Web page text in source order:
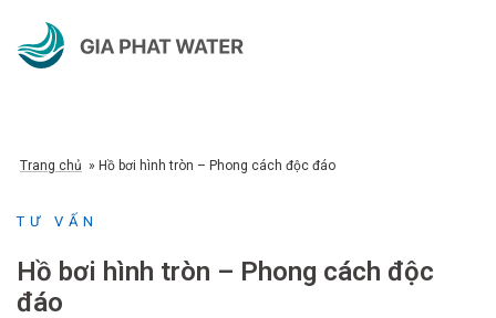
Trang chủ » Hồ bơi hình tròn – Phong cách độc đáo
TƯ VẤN
Hồ bơi hình tròn – Phong cách độc
đáo